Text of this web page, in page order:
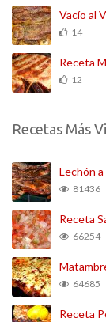
Vacío al
14
Receta
12
Recetas Más
Lechón a
81436
Receta
66254
64685
Receta